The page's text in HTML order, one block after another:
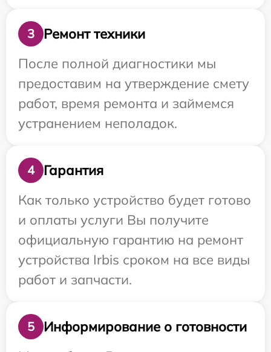
3
Ремонт техники
После полной диагностики мы
предоставим на утверждение смету
работ, время ремонта и займемся
устранением неполадок.
4
Гарантия
Как только устройство будет готово
и оплаты услуги Вы получите
официальную гарантию на ремонт
устройства Irbis сроком на все виды
работ и запчасти.
5
Информирование о готовности